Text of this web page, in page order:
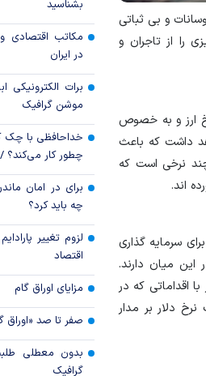
و بی ثباتی
را از تاجران و
ارز و به خصوص
داشت که باعث
نرخی است که
اند.
سرمایه گذاری
این میان دارند.
اقداماتی که در
دلار بر مدار
رویه جدید ارز
جزئیات
تسعیر ارز واردات
بشناسید
مکاتب اقتصادی
در ایران
برات الکترونیکی
موشن گرافیک
خداحافظی با
چطور کار
برای در امان
چه باید کرد؟
لزوم تغییر
اقتصاد
مزایای اوراق گام
صفر تا صد «اوراق
بدون معطلی
گرافیک